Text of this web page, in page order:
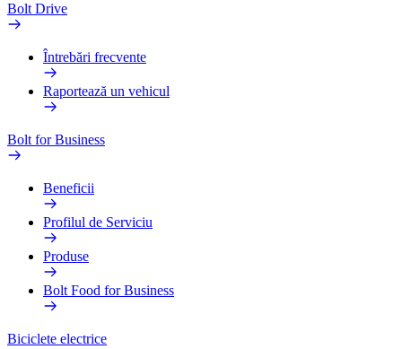
Bolt Drive
Întrebări frecvente
Raportează un vehicul
Bolt for Business
Beneficii
Profilul de Serviciu
Produse
Bolt Food for Business
Biciclete electrice